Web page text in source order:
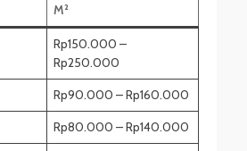
M²
Rp150.000 –
Rp250.000
Rp90.000 – Rp160.000
Rp80.000 – Rp140.000